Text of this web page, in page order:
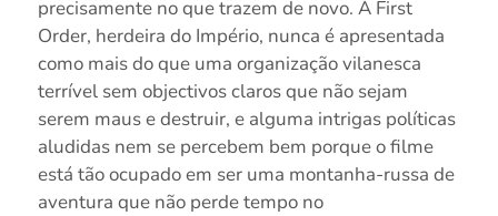
precisamente no que trazem de novo. A First
Order, herdeira do Império, nunca é apresentada
como mais do que uma organização vilanesca
terrível sem objectivos claros que não sejam
serem maus e destruir, e alguma intrigas políticas
aludidas nem se percebem bem porque o filme
está tão ocupado em ser uma montanha-russa de
aventura que não perde tempo no